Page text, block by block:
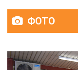
ФОТО